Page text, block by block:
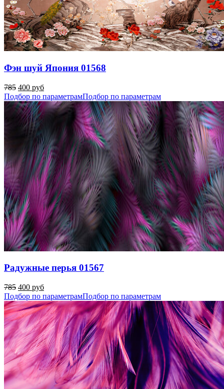
Фэн шуй Япония 01568
785 400 руб
Подбор по параметрамПодбор по параметрам
Радужные перья 01567
785 400 руб
Подбор по параметрамПодбор по параметрам